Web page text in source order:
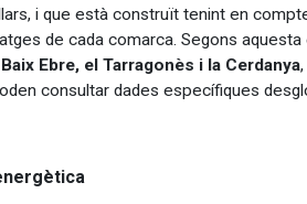
i que està construït tenint en
de cada comarca. Segons
Ebre, el Tarragonès i la Cerdanya
consultar dades específiques